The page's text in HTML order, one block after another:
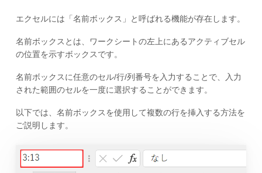
エクセルには「名前ボックス」と呼ばれる機能が存在します。
名前ボックスとは、ワークシートの左上にあるアクティブセル
の位置を示すボックスです。
名前ボックスに任意のセル/行/列番号を入力することで、入力
された範囲のセルを一度に選択することができます。
以下では、名前ボックスを使用して複数の行を挿入する方法を
ご説明します。